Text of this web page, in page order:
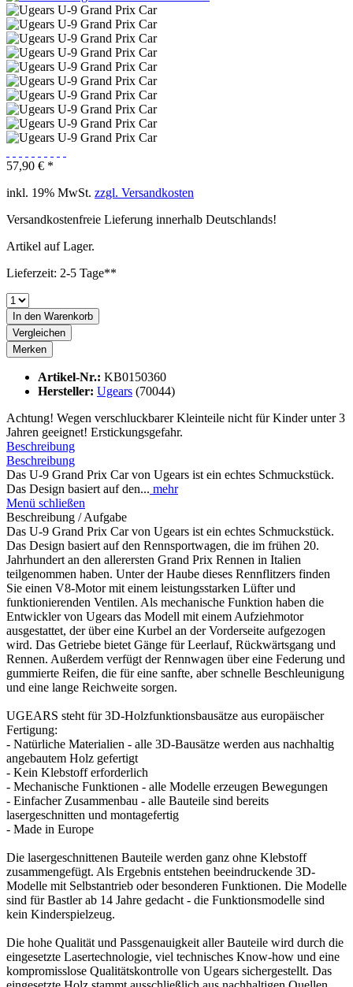
57,90 € *
inkl. 19% MwSt. zzgl. Versandkosten
Versandkostenfreie Lieferung innerhalb Deutschlands!
Artikel auf Lager.
Lieferzeit: 2-5 Tage**
In den Warenkorb
Vergleichen
Merken
Artikel-Nr.: KB0150360
Hersteller: Ugears (70044)
Achtung! Wegen verschluckbarer Kleinteile nicht für Kinder unter 3
Jahren geeignet! Erstickungsgefahr.
Beschreibung
Beschreibung
Das U-9 Grand Prix Car von Ugears ist ein echtes Schmuckstück.
Das Design basiert auf den... mehr
Menü schließen
Beschreibung / Aufgabe
Das U-9 Grand Prix Car von Ugears ist ein echtes Schmuckstück.
Das Design basiert auf den Rennsportwagen, die im frühen 20.
Jahrhundert an den allerersten Grand Prix Rennen in Italien
teilgenommen haben. Unter der Haube dieses Rennflitzers finden
Sie einen V8-Motor mit einem leistungsstarken Lüfter und
funktionierenden Ventilen. Als mechanische Funktion haben die
Entwickler von Ugears das Modell mit einem Aufziehmotor
ausgestattet, der über eine Kurbel an der Vorderseite aufgezogen
wird. Das Getriebe bietet Gänge für Leerlauf, Rückwärtsgang und
Rennen. Außerdem verfügt der Rennwagen über eine Federung und
gummierte Reifen, die für eine sanfte, aber schnelle Beschleunigung
und eine lange Reichweite sorgen.
UGEARS steht für 3D-Holzfunktionsbausätze aus europäischer
Fertigung:
- Natürliche Materialien - alle 3D-Bausätze werden aus nachhaltig
angebautem Holz gefertigt
- Kein Klebstoff erforderlich
- Mechanische Funktionen - alle Modelle erzeugen Bewegungen
- Einfacher Zusammenbau - alle Bauteile sind bereits
lasergeschnitten und montagefertig
- Made in Europe
Die lasergeschnittenen Bauteile werden ganz ohne Klebstoff
zusammengefügt. Als Ergebnis entstehen beeindruckende 3D-
Modelle mit Selbstantrieb oder besonderen Funktionen. Die Modelle
sind für Bastler ab 14 Jahre gedacht - die Funktionsmodelle sind
kein Kinderspielzeug.
Die hohe Qualität und Passgenauigkeit aller Bauteile wird durch die
eingesetzte Lasertechnologie, viel technisches Know-how und eine
kompromisslose Qualitätskontrolle von Ugears sichergestellt. Das